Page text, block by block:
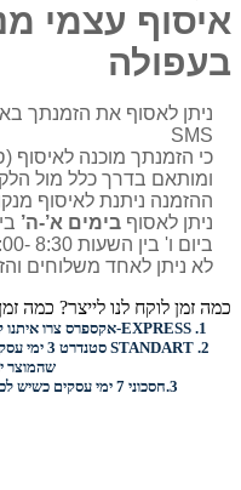
איסוף עצמי
בעפולה
ניתן לאסוף את הזמנתך
SMS
ומותאם בדרך כלל מול
ההזמנה ניתנת לאיסוף
ניתן לאסוף בימים א’-ה’
ביום ו' בין השעות 8:30 -14:00
לא ניתן לאחד משלוחים
כמה זמן לוקח לנו לייצר? כמה
1.
EXPRESS- אקספרס צרו
2.
STANDART
סטנדרט
שהמוצר
3. חסכוני7 ימי עסקים כשיש לכם זמן ואתם רוצים